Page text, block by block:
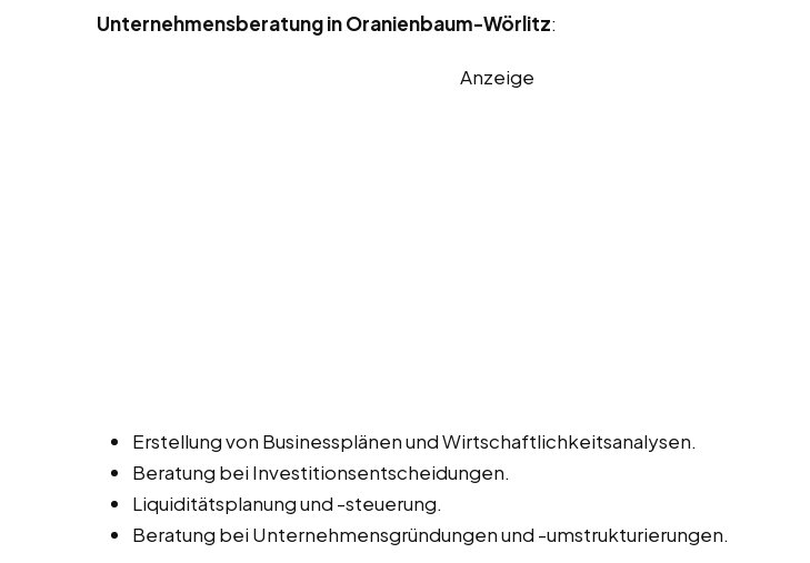
Unternehmensberatung in Oranienbaum-Wörlitz:
Anzeige
Erstellung von Businessplänen und Wirtschaftlichkeitsanalysen.
Beratung bei Investitionsentscheidungen.
Liquiditätsplanung und -steuerung.
Beratung bei Unternehmensgründungen und -umstrukturierungen.